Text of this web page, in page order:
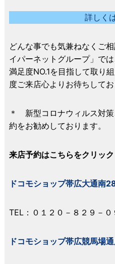
詳しく
どんな事でも気兼ねなくご
イパーネットグループ」で
満足度NO.1を目指して取り
度ご来店心よりお待ちして
＊ 新型コロナウィルス対
約をお勧めしております。
来店予約はこちらをクリック
ドコモショップ帯広大通南
TEL：０１２０－８２９－０
ドコモショップ帯広競馬場